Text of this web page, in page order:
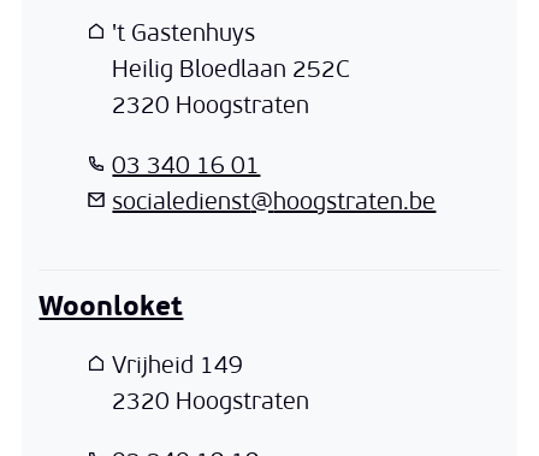
Adres 't Gastenhuys
Heilig Bloedlaan 252C
,2320 Hoogstraten
03 340 16 01
E-mailsocialedienst@hoogstraten.be
Woonloket
Adres Vrijheid 149
,2320 Hoogstraten